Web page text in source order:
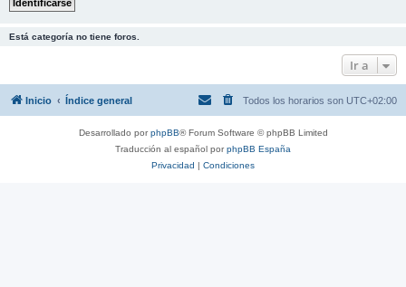
Está categoría no tiene foros.
Ir a
Inicio Índice general Todos los horarios son UTC+02:00
Desarrollado porphpBB® Forum Software © phpBB Limited
Traducción al español porphpBB España
Privacidad | Condiciones